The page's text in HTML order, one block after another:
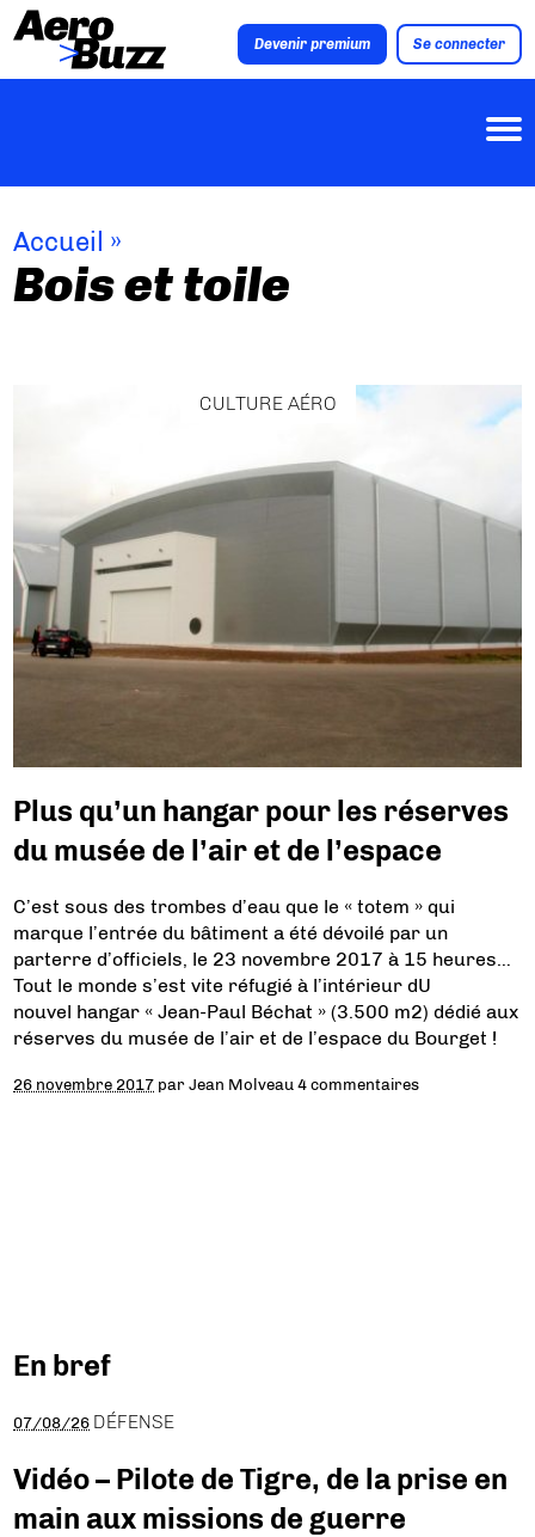
Devenir premium Se connecter
Accueil »
Bois et toile
CULTURE AÉRO
Plus qu’un hangar pour les réserves
du musée de l’air et de l’espace
C’est sous des trombes d’eau que le « totem » qui
marque l’entrée du bâtiment a été dévoilé par un
parterre d’officiels, le 23 novembre 2017 à 15 heures…
Tout le monde s’est vite réfugié à l’intérieur dU
nouvel hangar « Jean-Paul Béchat » (3.500 m2) dédié aux
réserves du musée de l’air et de l’espace du Bourget !
26 novembre 2017 parJean Molveau 4 commentaires
En bref
07/08/26 DÉFENSE
Vidéo – Pilote de Tigre, de la prise en
main aux missions de guerre